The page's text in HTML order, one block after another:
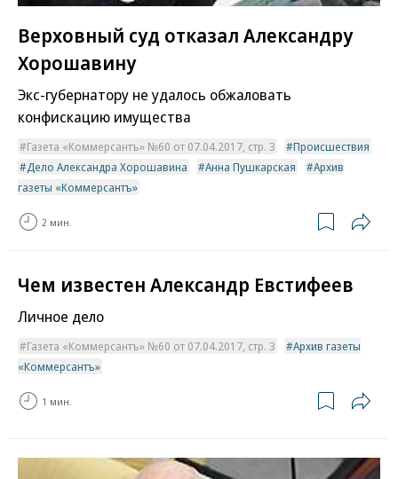
Верховный суд отказал Александру
Хорошавину
Экс-губернатору не удалось обжаловать
конфискацию имущества
Газета «Коммерсантъ» №60 от 07.04.2017, стр. 3
Происшествия
Дело Александра Хорошавина
Анна Пушкарская
Архив
газеты «Коммерсантъ»
2 мин.
Чем известен Александр Евстифеев
Личное дело
Газета «Коммерсантъ» №60 от 07.04.2017, стр. 3
Архив газеты
«Коммерсантъ»
1 мин.